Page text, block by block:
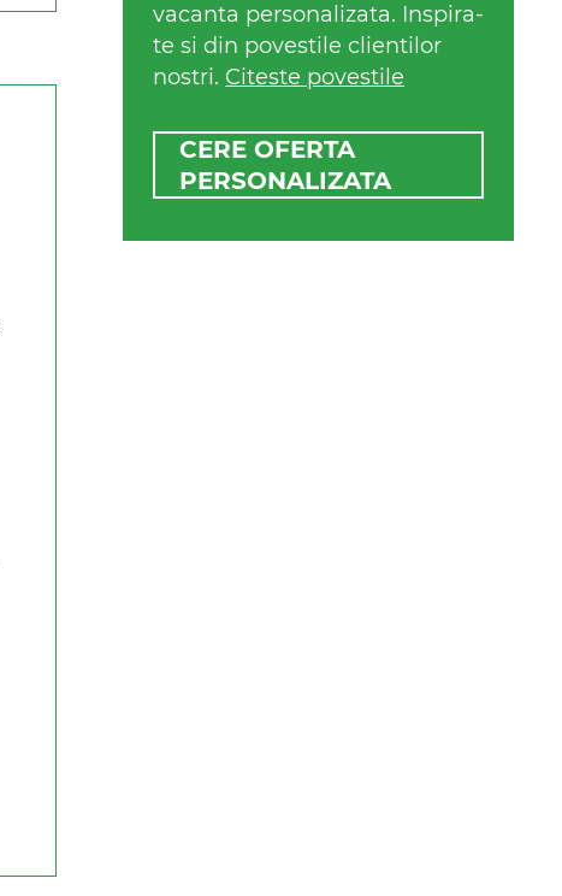
vacanta personalizata. Inspira-
te si din povestile clientilor
nostri. Citeste povestile
CERE OFERTA
PERSONALIZATA